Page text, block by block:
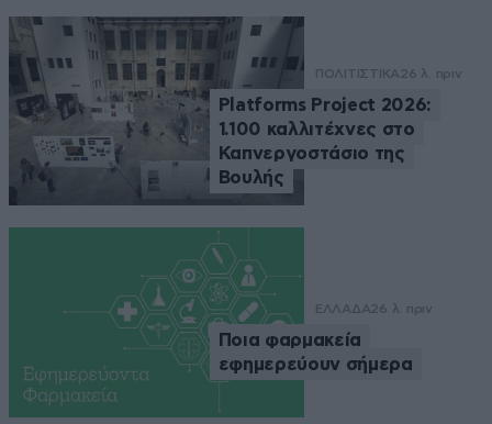
ΠΟΛΙΤΙΣΤΙΚΑ 26 λ. πριν
Platforms Project 2026:
1.100 καλλιτέχνες στο
Καπνεργοστάσιο της
Βουλής
ΕΛΛΑΔΑ26 λ. πριν
Ποια φαρμακεία
εφημερεύουν σήμερα